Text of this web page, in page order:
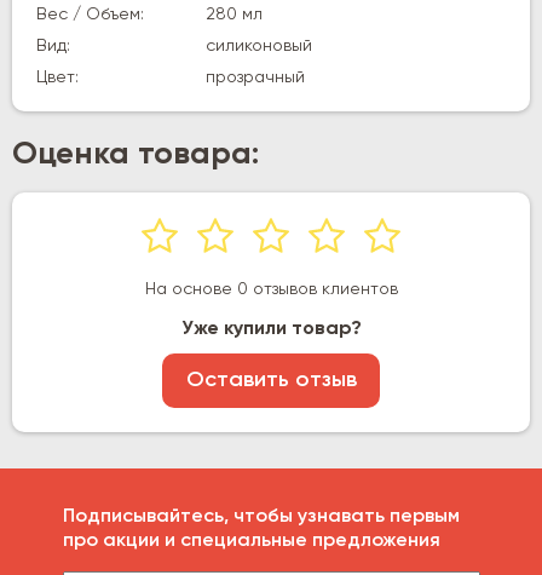
Вес / Объем:
280 мл
Вид:
силиконовый
Цвет:
прозрачный
Оценка товара:
На основе 0 отзывов клиентов
Уже купили товар?
Оставить отзыв
Подписывайтесь, чтобы узнавать первым
про акции и специальные предложения